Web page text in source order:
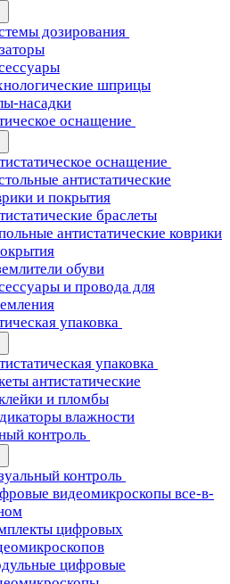
дозирования
шприцы
насадки
оснащение
оснащение
антистатические
и покрытия
браслеты
антистатические коврики
обуви
и провода для
упаковка
упаковка
антистатические
и пломбы
влажности
контроль
контроль
видеомикроскопы все-в-
цифровых
цифровые